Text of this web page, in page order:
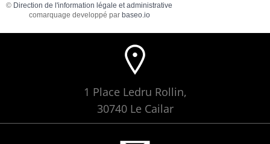
© Direction de l'information légale et administrative
comarquage developpé par baseo.io
1 Place Ledru Rollin,
30740 Le Cailar